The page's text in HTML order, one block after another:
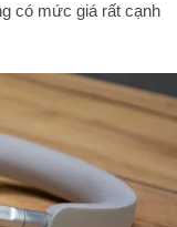
có mức giá rất cạnh